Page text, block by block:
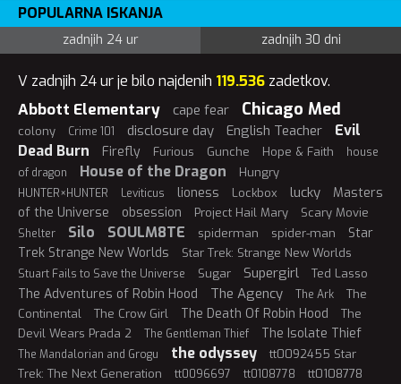
POPULARNA ISKANJA
zadnjih 24 ur zadnjih 30 dni
V zadnjih 24 ur je bilo najdenih 119.536 zadetkov.
Abbott Elementary cape fear Chicago Med
colony Crime 101 disclosure day English Teacher
Evil
Dead Burn
Firefly Furious Gunche Hope & Faith
house
of dragon
House of the Dragon Hungry
HUNTER×HUNTER Leviticus lioness Lockbox lucky
Masters
of the Universe
obsession Project Hail Mary Scary Movie
Shelter Silo SOULM8TE spiderman spider-man
Star
Trek Strange New Worlds
Star Trek: Strange New Worlds
Stuart Fails to Save the Universe Sugar Supergirl Ted Lasso
The Adventures of Robin Hood The Agency The Ark
The
Continental
The Crow Girl The Death Of Robin Hood
The
Devil Wears Prada 2
The Gentleman Thief The Isolate Thief
The Mandalorian and Grogu the odyssey
tt0092455 Star
Trek: The Next Generation
tt0096697 tt0108778
tt0108778